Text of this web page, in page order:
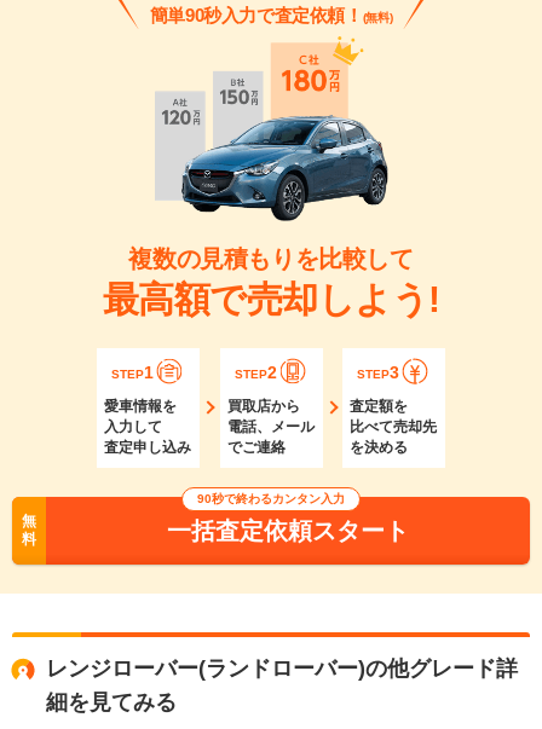
簡単90秒入力で査定依頼！ (無料)
複数の見積もりを比較して
最高額で売却しよう!
STEP1
愛車情報を
入力して
査定申し込み
STEP2
買取店から
電話、メール
でご連絡
STEP3
査定額を
比べて売却先
を決める
無
料
90秒で終わるカンタン入力
一括査定依頼スタート
レンジローバー(ランドローバー)の他グレード詳
細を見てみる